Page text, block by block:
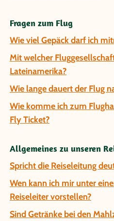
Fragen zum Flug
Wie viel Gepäck darf ich
Mit welcher
Lateinamerika?
Wie lange dauert der Flug
Wie komme ich zum
Fly Ticket?
Allgemeines zu unseren
Spricht die Reiseleitung
Wen kann ich mir unter
Reiseleiter vorstellen?
Sind Getränke bei den